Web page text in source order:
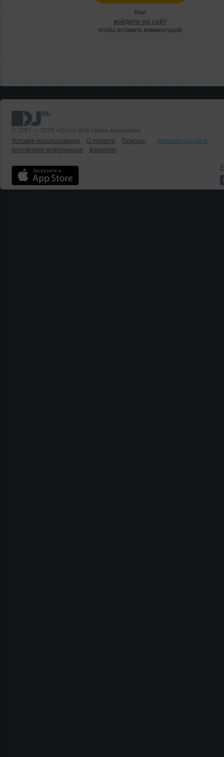
Или
войдите на сайт
чтобы оставить комментарий
© 2001 — 2026 «DJ.ru» Все права защищены.
Условия использования
О проекте Помощь
Реклама на сайте
Контактная информация
Вакансии